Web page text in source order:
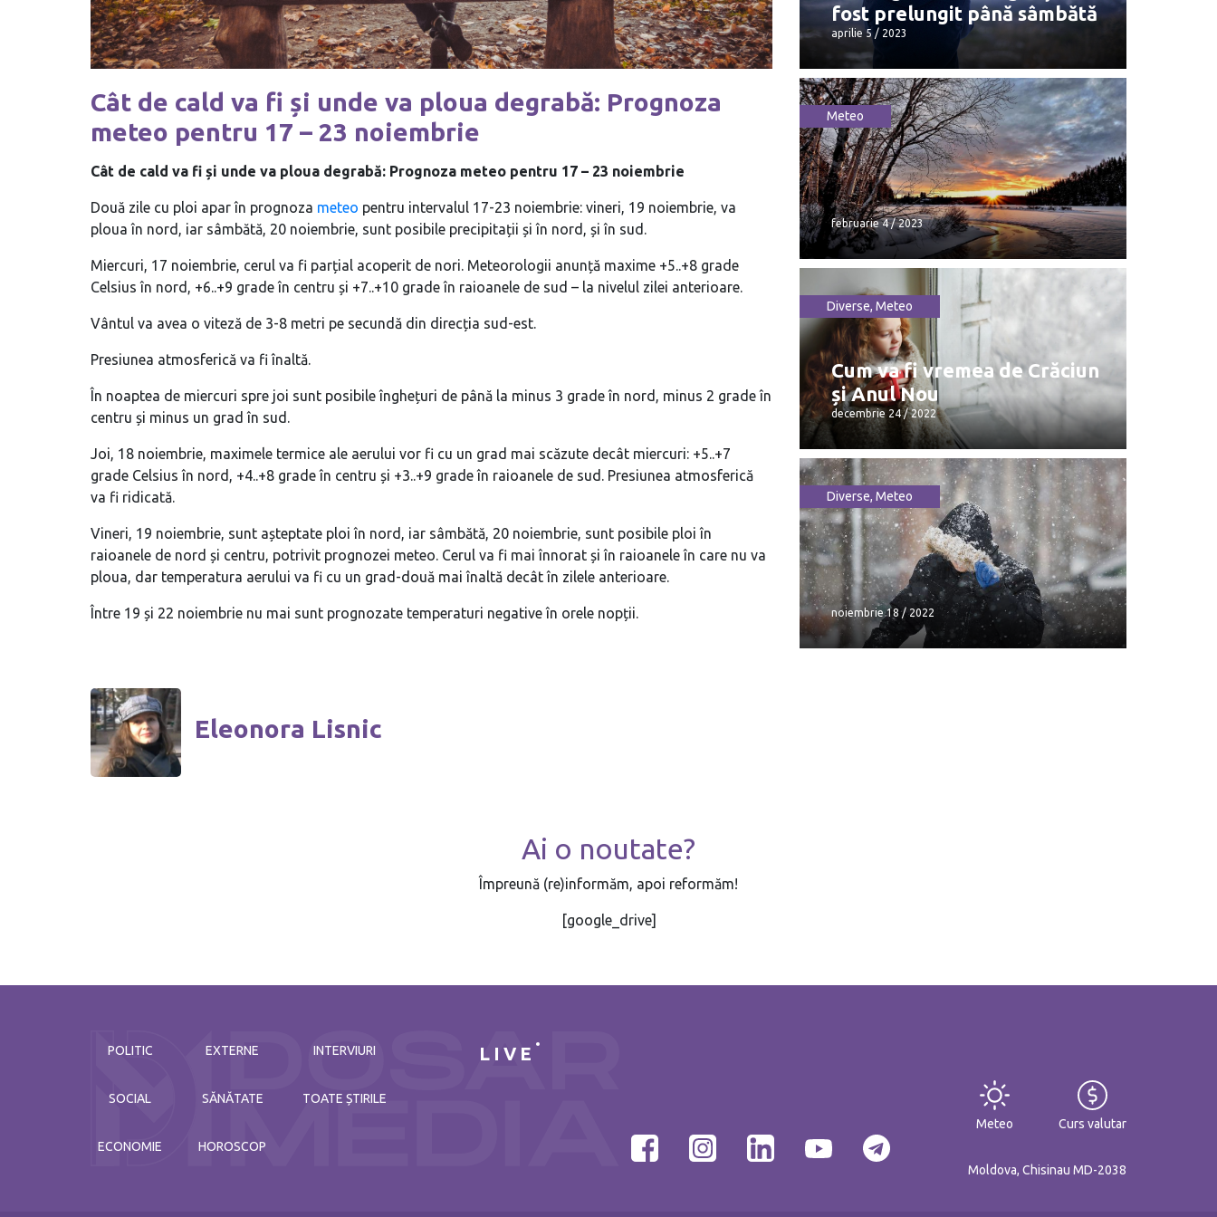
Cât de cald va fi și unde va ploua degrabă: Prognoza
meteo pentru 17 – 23 noiembrie
Cât de cald va fi și unde va ploua degrabă: Prognoza meteo pentru 17 – 23 noiembrie
Două zile cu ploi apar în prognoza meteo pentru intervalul 17-23 noiembrie: vineri, 19 noiembrie, va
ploua în nord, iar sâmbătă, 20 noiembrie, sunt posibile precipitații și în nord, și în sud.
Miercuri, 17 noiembrie, cerul va fi parțial acoperit de nori. Meteorologii anunță maxime +5..+8 grade
Celsius în nord, +6..+9 grade în centru și +7..+10 grade în raioanele de sud – la nivelul zilei anterioare.
Vântul va avea o viteză de 3-8 metri pe secundă din direcția sud-est.
Presiunea atmosferică va fi înaltă.
În noaptea de miercuri spre joi sunt posibile înghețuri de până la minus 3 grade în nord, minus 2 grade în
centru și minus un grad în sud.
Joi, 18 noiembrie, maximele termice ale aerului vor fi cu un grad mai scăzute decât miercuri: +5..+7
grade Celsius în nord, +4..+8 grade în centru și +3..+9 grade în raioanele de sud. Presiunea atmosferică
va fi ridicată.
Vineri, 19 noiembrie, sunt așteptate ploi în nord, iar sâmbătă, 20 noiembrie, sunt posibile ploi în
raioanele de nord și centru, potrivit prognozei meteo. Cerul va fi mai înnorat și în raioanele în care nu va
ploua, dar temperatura aerului va fi cu un grad-două mai înaltă decât în zilele anterioare.
Între 19 și 22 noiembrie nu mai sunt prognozate temperaturi negative în orele nopții.
fost prelungit până sâmbătă
aprilie 5 / 2023
Codul galben de înghețuri a fost
prelungit până sâmbătă
aprilie 5 / 2023
Meteo
februarie 4 / 2023
februarie 4 / 2023
Diverse, Meteo
Cum va fi vremea de Crăciun
și Anul Nou
decembrie 24 / 2022
Cum va fi vremea de Crăciun și
Anul Nou
decembrie 24 / 2022
Diverse, Meteo
noiembrie 18 / 2022
Eleonora Lisnic
Ai o noutate?
Împreună (re)informăm, apoi reformăm!
[google_drive]
POLITIC
SOCIAL
ECONOMIE
EXTERNE
SĂNĂTATE
HOROSCOP
INTERVIURI
TOATE ȘTIRILE
LIVE
Meteo Curs valutar
Moldova, Chisinau MD-2038